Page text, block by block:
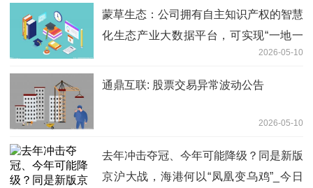
蒙草生态：公司拥有自主知识产权的智慧
化生态产业大数据平台，可实现“一地一
2026-05-10
通鼎互联: 股票交易异常波动公告
2026-05-10
去年冲击夺冠、今年可能降级？同是新版
京沪大战，海港何以“凤凰变乌鸡”_今日